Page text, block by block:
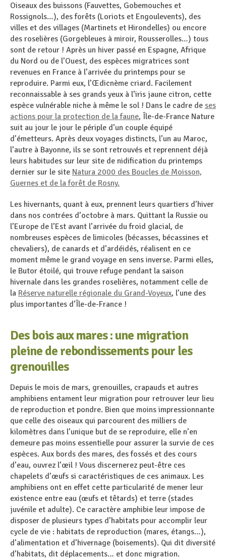
Oiseaux des buissons (Fauvettes, Gobemouches et
Rossignols…), des forêts (Loriots et Engoulevents), des
villes et des villages (Martinets et Hirondelles) ou encore
des roselières (Gorgebleues à miroir, Rousserolles…) tous
sont de retour ! Après un hiver passé en Espagne, Afrique
du Nord ou de l’Ouest, des espèces migratrices sont
revenues en France à l’arrivée du printemps pour se
reproduire. Parmi eux, l’Œdicnème criard. Facilement
reconnaissable à ses grands yeux à l’iris jaune citron, cette
espèce vulnérable niche à même le sol ! Dans le cadre de ses
actions pour la protection de la faune, Île-de-France Nature
suit au jour le jour le périple d’un couple équipé
d’émetteurs. Après deux voyages distincts, l’un au Maroc,
l’autre à Bayonne, ils se sont retrouvés et reprennent déjà
leurs habitudes sur leur site de nidification du printemps
dernier sur le site Natura 2000 des Boucles de Moisson,
Guernes et de la forêt de Rosny.
Les hivernants, quant à eux, prennent leurs quartiers d’hiver
dans nos contrées d’octobre à mars. Quittant la Russie ou
l’Europe de l’Est avant l’arrivée du froid glacial, de
nombreuses espèces de limicoles (bécasses, bécassines et
chevaliers), de canards et d’ardéidés, réalisent en ce
moment même le grand voyage en sens inverse. Parmi elles,
le Butor étoilé, qui trouve refuge pendant la saison
hivernale dans les grandes roselières, notamment celle de
la Réserve naturelle régionale du Grand-Voyeux, l’une des
plus importantes d’Île-de-France !
Des bois aux mares : une migration
pleine de rebondissements pour les
grenouilles
Depuis le mois de mars, grenouilles, crapauds et autres
amphibiens entament leur migration pour retrouver leur lieu
de reproduction et pondre. Bien que moins impressionnante
que celle des oiseaux qui parcourent des milliers de
kilomètres dans l’unique but de se reproduire, elle n’en
demeure pas moins essentielle pour assurer la survie de ces
espèces. Aux bords des mares, des fossés et des cours
d’eau, ouvrez l’œil ! Vous discernerez peut-être ces
chapelets d’œufs si caractéristiques de ces animaux. Les
amphibiens ont en effet cette particularité de mener leur
existence entre eau (œufs et têtards) et terre (stades
juvénile et adulte). Ce caractère amphibie leur impose de
disposer de plusieurs types d’habitats pour accomplir leur
cycle de vie : habitats de reproduction (mares, étangs…),
d’alimentation et d’hivernage (boisements). Qui dit diversité
d’habitats, dit déplacements… et donc migration.